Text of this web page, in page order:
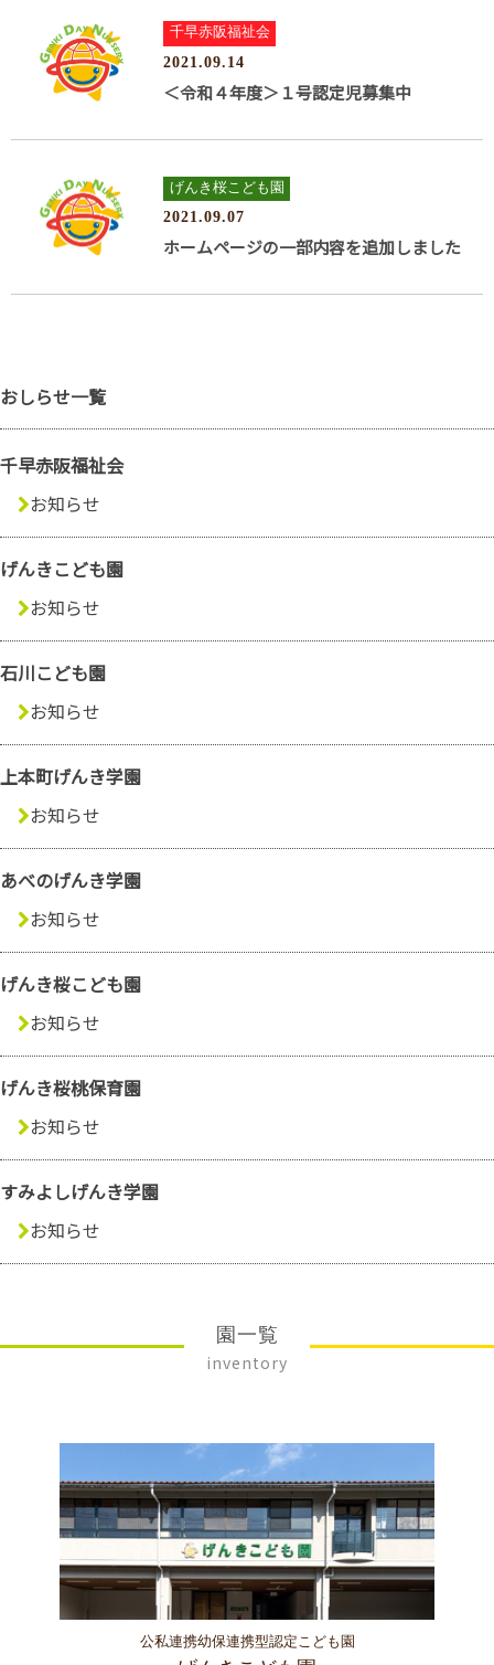
千早赤阪福祉会
2021.09.14
＜令和４年度＞１号認定児募集中
げんき桜こども園
2021.09.07
ホームページの一部内容を追加しました
おしらせ一覧
千早赤阪福祉会
お知らせ
げんきこども園
お知らせ
石川こども園
お知らせ
上本町げんき学園
お知らせ
あべのげんき学園
お知らせ
げんき桜こども園
お知らせ
げんき桜桃保育園
お知らせ
すみよしげんき学園
お知らせ
園一覧
inventory
公私連携幼保連携型認定こども園